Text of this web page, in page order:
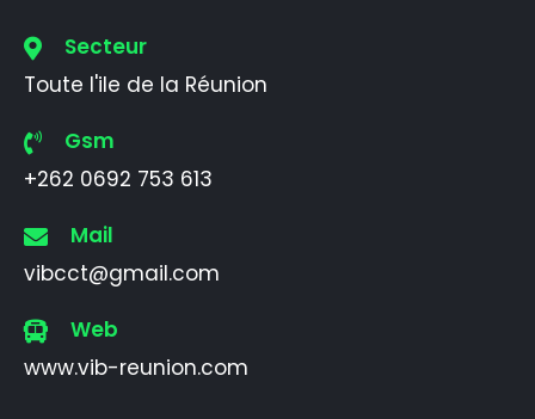
Secteur
Toute l'ile de la Réunion
Gsm
+262 0692 753 613
Mail
vibcct@gmail.com
Web
www.vib-reunion.com